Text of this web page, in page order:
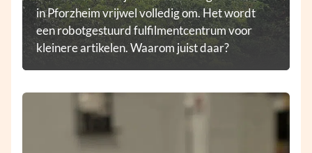
in Pforzheim vrijwel volledig om. Het wordt
een robotgestuurd fulfilmentcentrum voor
kleinere artikelen. Waarom juist daar?